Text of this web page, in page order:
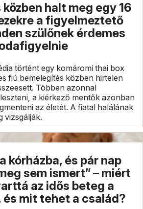
közben halt meg egy 16
a figyelmeztető
szülőnek érdemes
történt egy komáromi thai box
fiú bemelegítés közben hirtelen
Többen azonnal
a kiérkező mentők azonban
az életét. A fiatal halálának
vizsgálják.
kórházba, és pár nap
sem ismert” – miért
az idős beteg a
és mit tehet a család?